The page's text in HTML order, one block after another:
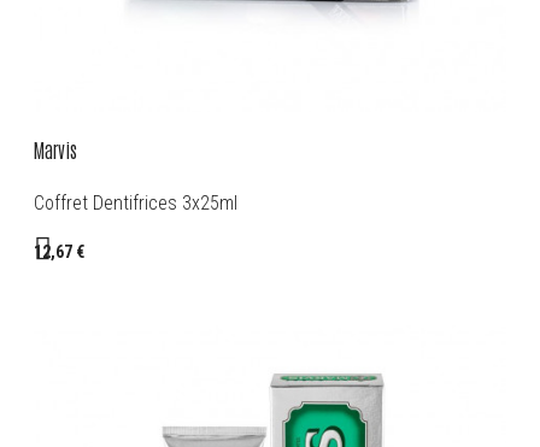
Marvis
Coffret Dentifrices 3x25ml
12,67 €